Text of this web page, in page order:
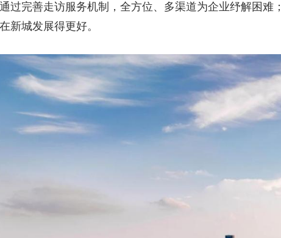
过完善走访服务机制，全方位、多渠道为企业纾解困
新城发展得更好。